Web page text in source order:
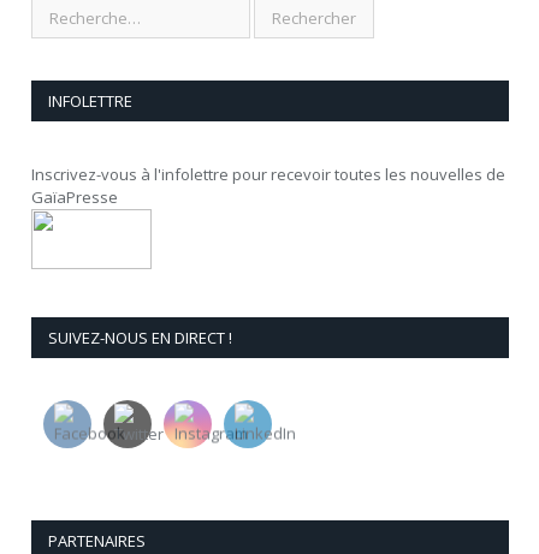
INFOLETTRE
Inscrivez-vous à l'infolettre pour recevoir toutes les nouvelles de
GaïaPresse
SUIVEZ-NOUS EN DIRECT !
PARTENAIRES